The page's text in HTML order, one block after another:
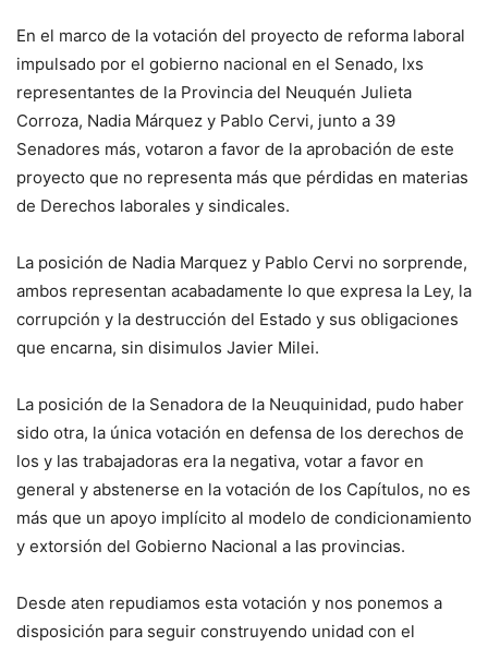
En el marco de la votación del proyecto de reforma laboral
impulsado por el gobierno nacional en el Senado, lxs
representantes de la Provincia del Neuquén Julieta
Corroza, Nadia Márquez y Pablo Cervi, junto a 39
Senadores más, votaron a favor de la aprobación de este
proyecto que no representa más que pérdidas en materias
de Derechos laborales y sindicales.
La posición de Nadia Marquez y Pablo Cervi no sorprende,
ambos representan acabadamente lo que expresa la Ley, la
corrupción y la destrucción del Estado y sus obligaciones
que encarna, sin disimulos Javier Milei.
La posición de la Senadora de la Neuquinidad, pudo haber
sido otra, la única votación en defensa de los derechos de
los y las trabajadoras era la negativa, votar a favor en
general y abstenerse en la votación de los Capítulos, no es
más que un apoyo implícito al modelo de condicionamiento
y extorsión del Gobierno Nacional a las provincias.
Desde aten repudiamos esta votación y nos ponemos a
disposición para seguir construyendo unidad con el